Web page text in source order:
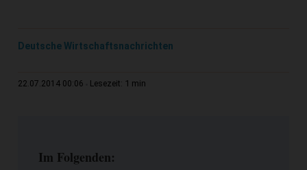
Deutsche Wirtschaftsnachrichten
22.07.2014 00:06 Lesezeit: 1 min
Im Folgenden: